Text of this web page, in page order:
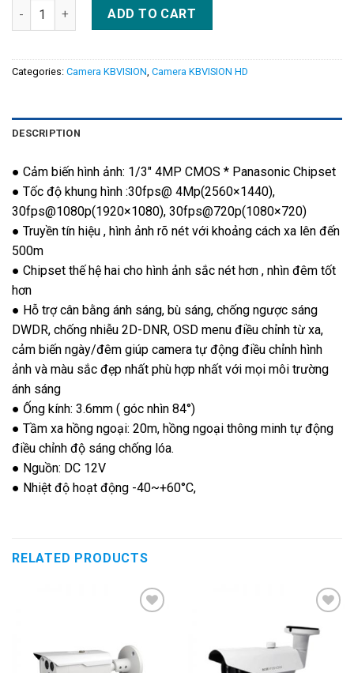
KX-2K12CP quantityADD TO CART
Categories: Camera KBVISION, Camera KBVISION HD
DESCRIPTION
● Cảm biến hình ảnh: 1/3″ 4MP CMOS * Panasonic Chipset
● Tốc độ khung hình :30fps@ 4Mp(2560×1440),
30fps@1080p(1920×1080), 30fps@720p(1080×720)
● Truyền tín hiệu , hình ảnh rõ nét với khoảng cách xa lên đến
500m
● Chipset thế hệ hai cho hình ảnh sắc nét hơn , nhìn đêm tốt
hơn
● Hỗ trợ cân bằng ánh sáng, bù sáng, chống ngược sáng
DWDR, chống nhiễu 2D-DNR, OSD menu điều chỉnh từ xa,
cảm biến ngày/đêm giúp camera tự động điều chỉnh hình
ảnh và màu sắc đẹp nhất phù hợp nhất với mọi môi trường
ánh sáng
● Ống kính: 3.6mm ( góc nhìn 84°)
● Tầm xa hồng ngoại: 20m, hồng ngoại thông minh tự động
điều chỉnh độ sáng chống lóa.
● Nguồn: DC 12V
● Nhiệt độ hoạt động -40~+60°C,
RELATED PRODUCTS
Wishlist